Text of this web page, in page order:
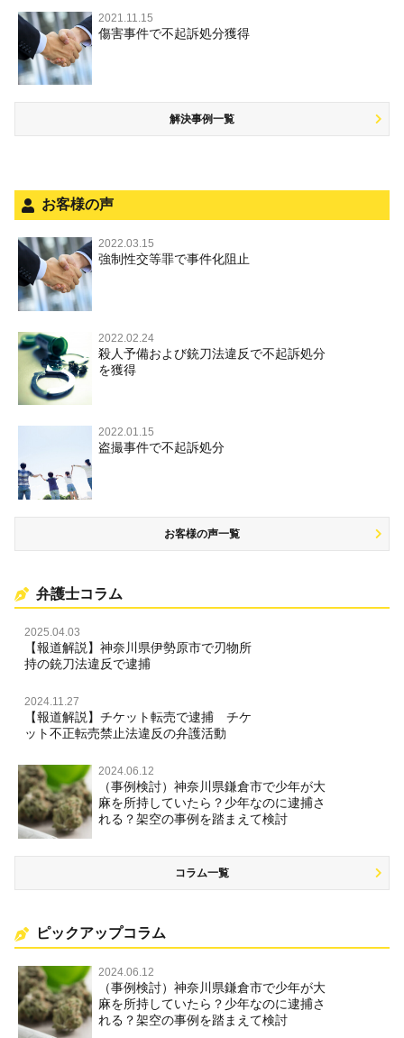
銃刀法違反
風営法・風適法違反
文書偽造・偽造文書行使
名誉棄損・侮辱
自首・出頭の不安や悩みを解消するためには
業務妨害
公務執行妨害
公然わいせつ罪，わいせつ物頒布罪，淫行勧誘罪
児童ポルノ，リベンジポルノ
風営法・風適法違反
盗品売買・譲り受け等
知的財産と刑事事件
危険ドラッグ
無免許運転
飲酒運転
商標法違反
放火・失火
犯罪収益移転防止法違反
ストーカー事件
銃刀法違反
児童虐待・保護責任者遺棄
文書偽造・偽造文書行使
不正競争防止法
住居侵入等
名誉毀損・侮辱
取調べの注意点
少年事件の手続と特色
法人と刑事事件（脱税関係，従業員逮捕，予防法務等）
面会・差し入れ
2021.11.15
傷害事件で不起訴処分獲得
解決事例一覧
お客様の声
2022.03.15
強制性交等罪で事件化阻止
2022.02.24
殺人予備および銃刀法違反で不起訴処分
を獲得
2022.01.15
盗撮事件で不起訴処分
お客様の声一覧
弁護士コラム
2025.04.03
【報道解説】神奈川県伊勢原市で刃物所
持の銃刀法違反で逮捕
2024.11.27
【報道解説】チケット転売で逮捕 チケ
ット不正転売禁止法違反の弁護活動
2024.06.12
（事例検討）神奈川県鎌倉市で少年が大
麻を所持していたら？少年なのに逮捕さ
れる？架空の事例を踏まえて検討
コラム一覧
ピックアップコラム
2024.06.12
（事例検討）神奈川県鎌倉市で少年が大
麻を所持していたら？少年なのに逮捕さ
れる？架空の事例を踏まえて検討